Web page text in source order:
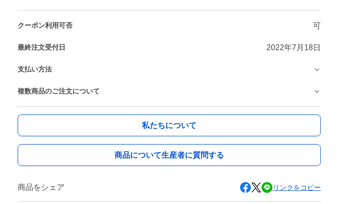
クーポン利用可否 可
最終注文受付日 2022年7月18日
支払い方法
複数商品のご注文について
私たちについて
商品について生産者に質問する
商品をシェア リンクをコピー